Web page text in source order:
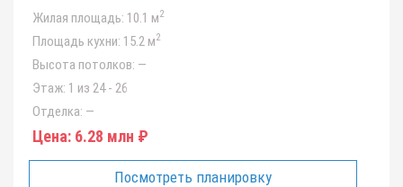
Жилая площадь: 10.1 м2
Площадь кухни: 15.2 м2
Высота потолков: —
Этаж: 1 из 24 - 26
Отделка: —
Цена: 6.28 млн ₽
Посмотреть планировку